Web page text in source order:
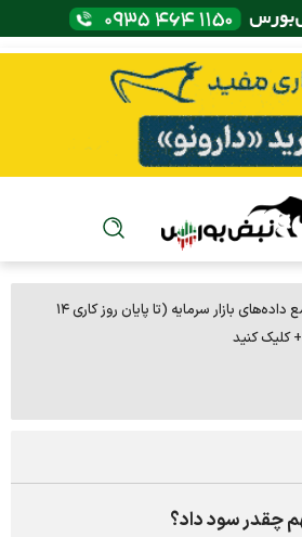
🔴 اکسل جامع داده‌های بازار سرمایه (تا پایان روز کاری ۱۴
چقدر سود داد؟